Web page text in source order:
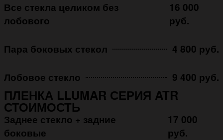
Все стекла целиком без
лобового
16 000
руб.
Пара боковых стекол 4 800 руб.
Лобовое стекло 9 400 руб.
ПЛЕНКА LLUMAR СЕРИЯ ATR
СТОИМОСТЬ
Заднее стекло + задние
боковые
17 000
руб.